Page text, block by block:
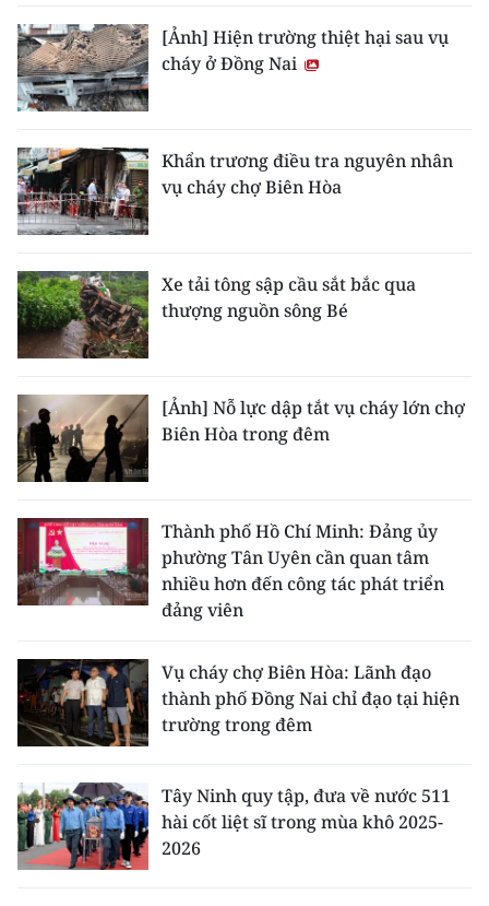
[Ảnh] Hiện trường thiệt hại sau vụ
cháy ở Đồng Nai
Khẩn trương điều tra nguyên nhân
vụ cháy chợ Biên Hòa
Xe tải tông sập cầu sắt bắc qua
thượng nguồn sông Bé
[Ảnh] Nỗ lực dập tắt vụ cháy lớn chợ
Biên Hòa trong đêm
Thành phố Hồ Chí Minh: Đảng ủy
phường Tân Uyên cần quan tâm
nhiều hơn đến công tác phát triển
đảng viên
Vụ cháy chợ Biên Hòa: Lãnh đạo
thành phố Đồng Nai chỉ đạo tại hiện
trường trong đêm
Tây Ninh quy tập, đưa về nước 511
hài cốt liệt sĩ trong mùa khô 2025-
2026